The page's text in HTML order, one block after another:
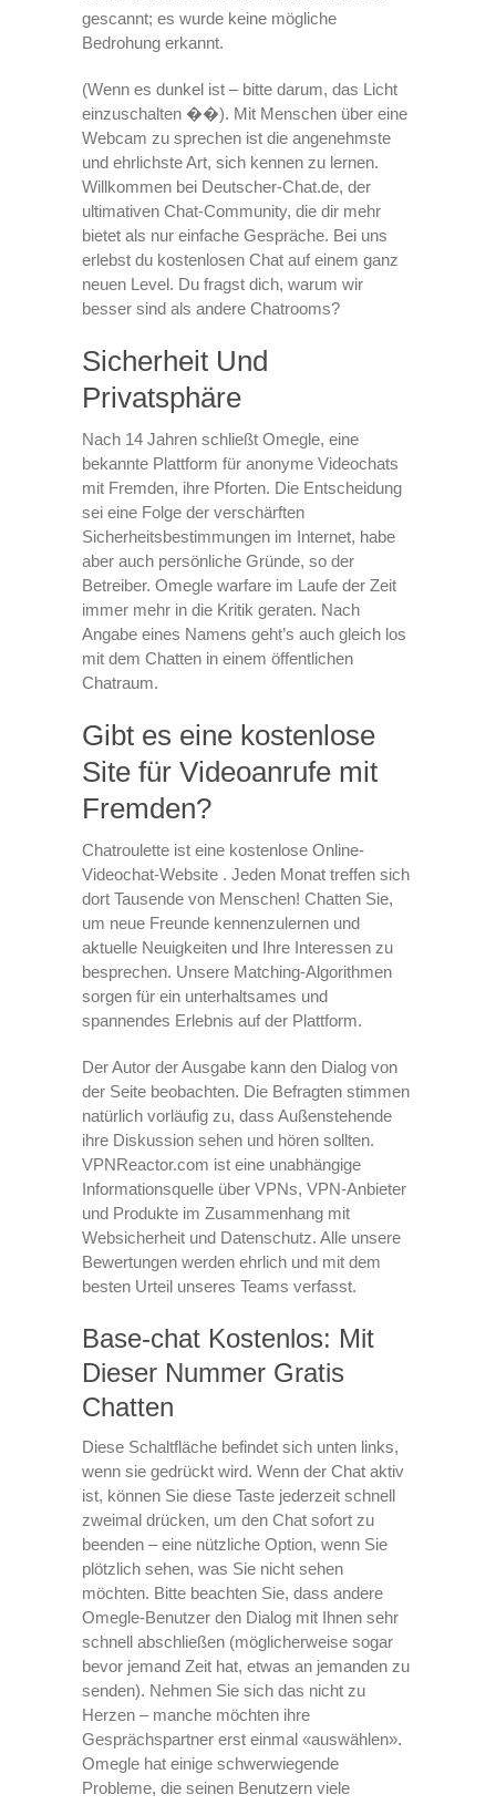
gescannt; es wurde keine mögliche
Bedrohung erkannt.
(Wenn es dunkel ist – bitte darum, das Licht
einzuschalten ��). Mit Menschen über eine
Webcam zu sprechen ist die angenehmste
und ehrlichste Art, sich kennen zu lernen.
Willkommen bei Deutscher-Chat.de, der
ultimativen Chat-Community, die dir mehr
bietet als nur einfache Gespräche. Bei uns
erlebst du kostenlosen Chat auf einem ganz
neuen Level. Du fragst dich, warum wir
besser sind als andere Chatrooms?
Sicherheit Und
Privatsphäre
Nach 14 Jahren schließt Omegle, eine
bekannte Plattform für anonyme Videochats
mit Fremden, ihre Pforten. Die Entscheidung
sei eine Folge der verschärften
Sicherheitsbestimmungen im Internet, habe
aber auch persönliche Gründe, so der
Betreiber. Omegle warfare im Laufe der Zeit
immer mehr in die Kritik geraten. Nach
Angabe eines Namens geht’s auch gleich los
mit dem Chatten in einem öffentlichen
Chatraum.
Gibt es eine kostenlose
Site für Videoanrufe mit
Fremden?
Chatroulette ist eine kostenlose Online-
Videochat-Website . Jeden Monat treffen sich
dort Tausende von Menschen! Chatten Sie,
um neue Freunde kennenzulernen und
aktuelle Neuigkeiten und Ihre Interessen zu
besprechen. Unsere Matching-Algorithmen
sorgen für ein unterhaltsames und
spannendes Erlebnis auf der Plattform.
Der Autor der Ausgabe kann den Dialog von
der Seite beobachten. Die Befragten stimmen
natürlich vorläufig zu, dass Außenstehende
ihre Diskussion sehen und hören sollten.
VPNReactor.com ist eine unabhängige
Informationsquelle über VPNs, VPN-Anbieter
und Produkte im Zusammenhang mit
Websicherheit und Datenschutz. Alle unsere
Bewertungen werden ehrlich und mit dem
besten Urteil unseres Teams verfasst.
Base-chat Kostenlos: Mit
Dieser Nummer Gratis
Chatten
Diese Schaltfläche befindet sich unten links,
wenn sie gedrückt wird. Wenn der Chat aktiv
ist, können Sie diese Taste jederzeit schnell
zweimal drücken, um den Chat sofort zu
beenden – eine nützliche Option, wenn Sie
plötzlich sehen, was Sie nicht sehen
möchten. Bitte beachten Sie, dass andere
Omegle-Benutzer den Dialog mit Ihnen sehr
schnell abschließen (möglicherweise sogar
bevor jemand Zeit hat, etwas an jemanden zu
senden). Nehmen Sie sich das nicht zu
Herzen – manche möchten ihre
Gesprächspartner erst einmal «auswählen».
Omegle hat einige schwerwiegende
Probleme, die seinen Benutzern viele